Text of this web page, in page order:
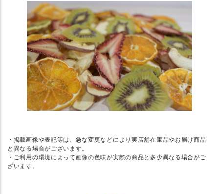
・掲載画像や表記等は、急な変更などにより実店舗在庫品やお届け商品
と異なる場合がございます。
・ご利用の環境によって画像の色味が実際の商品と多少異なる場合がご
ざいます。